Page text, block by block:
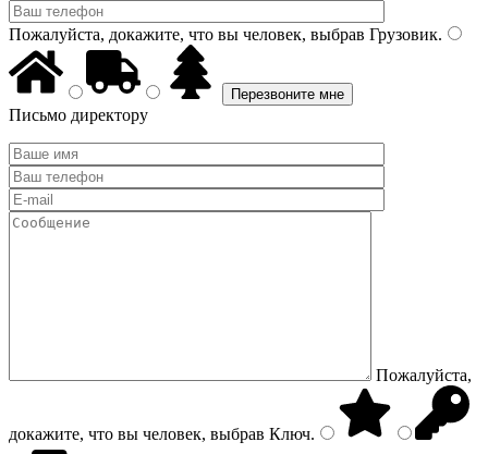
Пожалуйста, докажите, что вы человек, выбрав Грузовик.
Письмо директору
Пожалуйста,
докажите, что вы человек, выбрав Ключ.